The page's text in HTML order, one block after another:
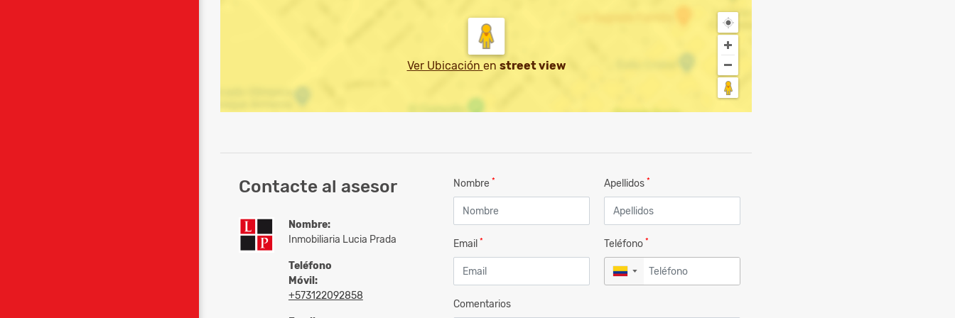
Ver Ubicación en street view
Contacte al asesor
Nombre:
Inmobiliaria Lucia Prada
Teléfono
Móvil:
+573122092858
Nombre * Apellidos *
Email * Teléfono *
▼
Comentarios